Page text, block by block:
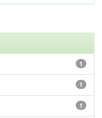
1
1
1